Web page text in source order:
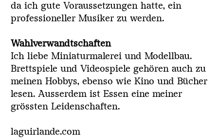
da ich gute Voraussetzungen hatte, ein
professioneller Musiker zu werden.
Wahlverwandtschaften
Ich liebe Miniaturmalerei und Modellbau.
Brettspiele und Videospiele gehören auch zu
meinen Hobbys, ebenso wie Kino und Bücher
lesen. Ausserdem ist Essen eine meiner
grössten Leidenschaften.
laguirlande.com